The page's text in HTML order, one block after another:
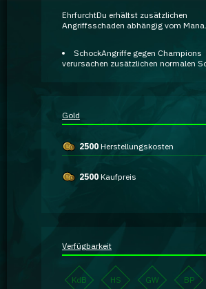
EhrfurchtDu erhältst zusätzlichen
Angriffsschaden abhängig vom Mana.
SchockAngriffe gegen Champions
verursachen zusätzlichen normalen
Gold
2500 Herstellungskosten
2500 Kaufpreis
Verfügbarkeit
KdB HS GW BP